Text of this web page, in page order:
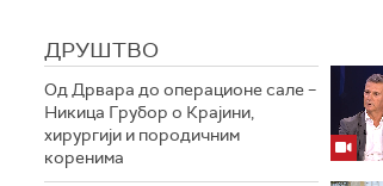
ДРУШТВО
Од Дрвара до операционе сале –
Никица Грубор о Крајини,
хирургији и породичним
коренима